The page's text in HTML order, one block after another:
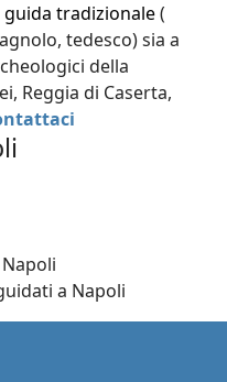
guida tradizionale(
tedesco) sia a
della
Reggia di Caserta,
a Napoli